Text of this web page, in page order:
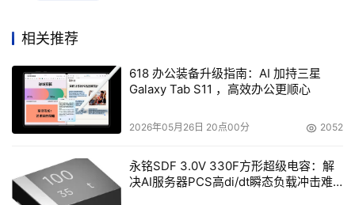
本文来源于DOIT传媒，文章内容仅供参考，不构成投资建议。
相关推荐
618 办公装备升级指南：AI 加持三星
Galaxy Tab S11 ，高效办公更顺心
2026年05月26日 20点00分 2052
永铭SDF 3.0V 330F方形超级电容：解
决AI服务器PCS高di/dt瞬态负载冲击难